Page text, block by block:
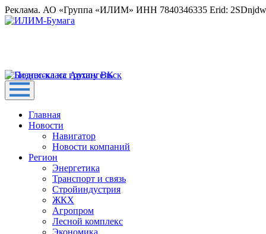
Реклама. АО «Группа «ИЛИМ» ИНН 7840346335 Erid:
Главная
Новости
Навигатор
Новости компаний
Регион
Энергетика
Транспорт и связь
Стройиндустрия
ЖКХ
Агропром
Лесной комплекс
Экономика